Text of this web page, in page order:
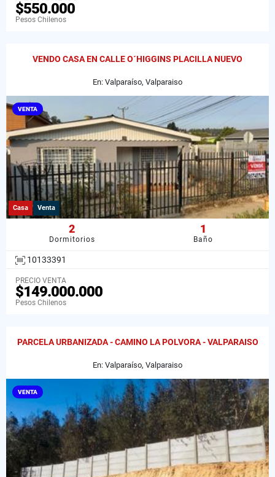
$550.000
Pesos Chilenos
VENDO CASA EN CALLE O´HIGGINS PLACILLA NUEVO
En: Valparaíso, Valparaiso
VENTA
Casa Venta
2
Dormitorios
1
Baño
10133391
PRECIO VENTA
$149.000.000
Pesos Chilenos
PARCELA URBANIZADA - CAMINO LA POLVORA - VALPARAISO
En: Valparaíso, Valparaiso
VENTA